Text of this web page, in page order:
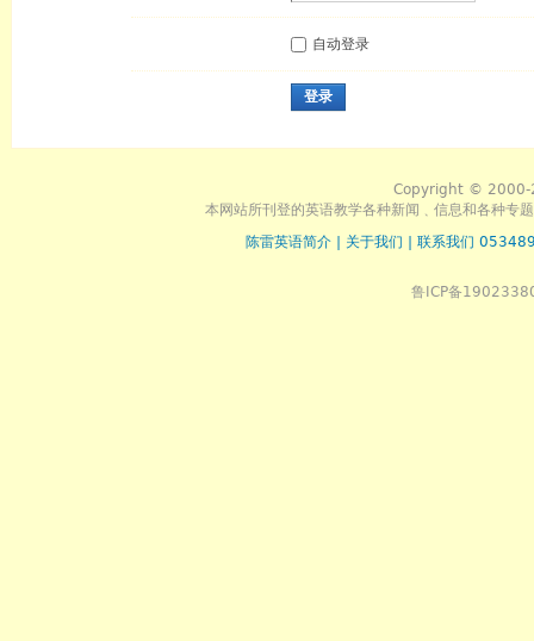
自动登录
登录
Copyright © 2000-
本网站所刊登的英语教学各种新闻﹑信息和各种专
陈雷英语简介
关于我们 联系我们
鲁ICP备